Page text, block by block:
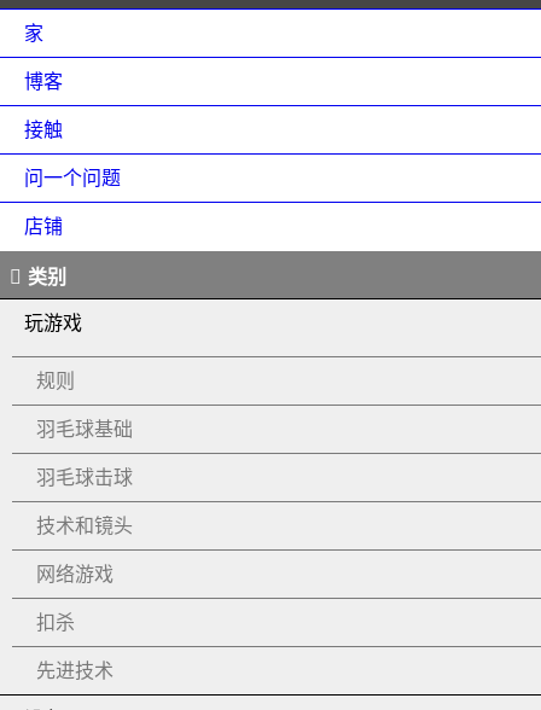
家
博客
接触
问一个问题
店铺
类别
玩游戏
规则
羽毛球基础
羽毛球击球
技术和镜头
网络游戏
扣杀
先进技术